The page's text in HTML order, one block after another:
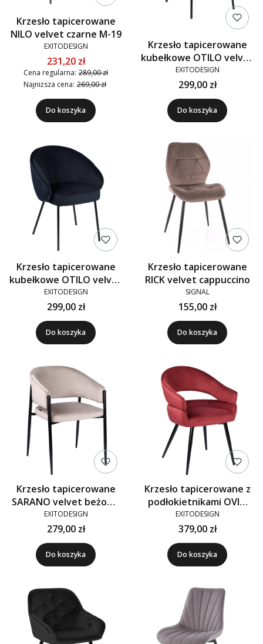
Krzesło tapicerowane
NILO velvet czarne M-19
EXITODESIGN
231,20 zł
Cena regularna: 289,00 zł
Najniższa cena: 269,00 zł
Do koszyka
Krzesło tapicerowane
kubełkowe OTILO velvet
brązowe G-71
EXITODESIGN
299,00 zł
Do koszyka
Krzesło tapicerowane
kubełkowe OTILO velvet
czarne G-77
EXITODESIGN
299,00 zł
Do koszyka
Krzesło tapicerowane
RICK velvet cappuccino
SIGNAL
155,00 zł
Do koszyka
Krzesło tapicerowane
SARANO velvet beżowe
G-09
EXITODESIGN
279,00 zł
Do koszyka
Krzesło tapicerowane z
podłokietnikami OVIO
velvet bordowe G-102
EXITODESIGN
379,00 zł
Do koszyka